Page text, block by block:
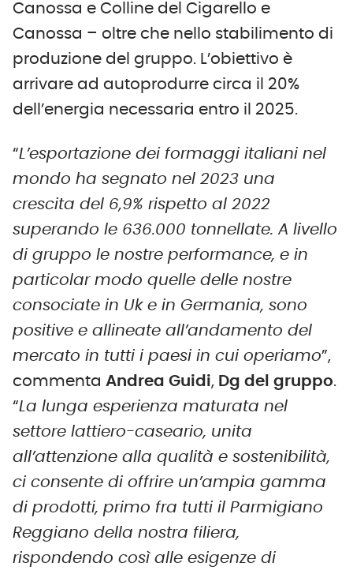
Canossa e Colline del Cigarello e
Canossa – oltre che nello stabilimento di
produzione del gruppo. L’obiettivo è
arrivare ad autoprodurre circa il 20%
dell’energia necessaria entro il 2025.
“L’esportazione dei formaggi italiani nel
mondo ha segnato nel 2023 una
crescita del 6,9% rispetto al 2022
superando le 636.000 tonnellate. A livello
di gruppo le nostre performance, e in
particolar modo quelle delle nostre
consociate in Uk e in Germania, sono
positive e allineate all’andamento del
mercato in tutti i paesi in cui operiamo”,
commenta Andrea Guidi, Dg del gruppo.
“La lunga esperienza maturata nel
settore lattiero-caseario, unita
all’attenzione alla qualità e sostenibilità,
ci consente di offrire un’ampia gamma
di prodotti, primo fra tutti il Parmigiano
Reggiano della nostra filiera,
rispondendo così alle esigenze di